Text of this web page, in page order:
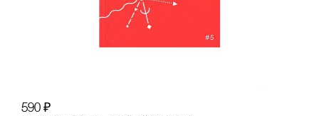
590 ₽